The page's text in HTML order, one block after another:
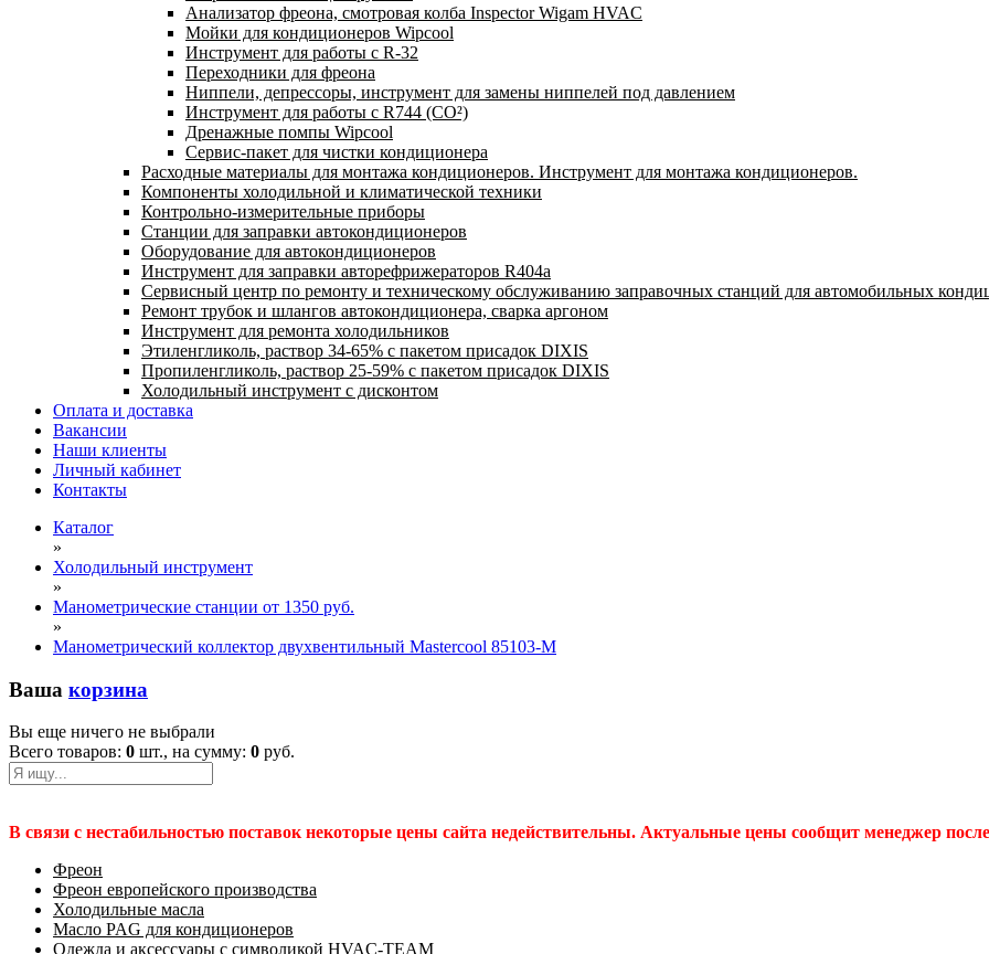
Анализатор фреона, смотровая колба Inspector Wigam HVAC
Мойки для кондиционеров Wipcool
Инструмент для работы с R-32
Переходники для фреона
Ниппели, депрессоры, инструмент для замены ниппелей под давлением
Инструмент для работы с R744 (CO²)
Дренажные помпы Wipcool
Сервис-пакет для чистки кондиционера
Расходные материалы для монтажа кондиционеров. Инструмент для монтажа кондиционеров.
Компоненты холодильной и климатической техники
Контрольно-измерительные приборы
Станции для заправки автокондиционеров
Оборудование для автокондиционеров
Инструмент для заправки авторефрижераторов R404a
Сервисный центр по ремонту и техническому обслуживанию заправочных станций для автомобильных
Ремонт трубок и шлангов автокондиционера, сварка аргоном
Инструмент для ремонта холодильников
Этиленгликоль, раствор 34-65% с пакетом присадок DIXIS
Пропиленгликоль, раствор 25-59% с пакетом присадок DIXIS
Холодильный инструмент с дисконтом
Оплата и доставка
Вакансии
Наши клиенты
Личный кабинет
Контакты
Каталог
»
Холодильный инструмент
»
Манометрические станции от 1350 руб.
»
Манометрический коллектор двухвентильный Mastercool 85103-M
Ваша корзина
Вы еще ничего не выбрали
Всего товаров: 0 шт., на сумму: 0 руб.
В связи с нестабильностью поставок некоторые цены сайта недействительны. Актуальные цены сообщит менеджер
Фреон
Фреон европейского производства
Холодильные масла
Масло PAG для кондиционеров
Одежда и аксессуары с символикой HVAC-TEAM